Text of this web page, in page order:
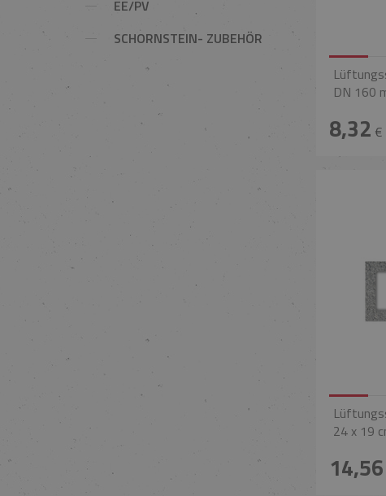
EE/PV
SCHORNSTEIN- ZUBEHÖR
DN 160
8,32 €
24 x 19
14,56